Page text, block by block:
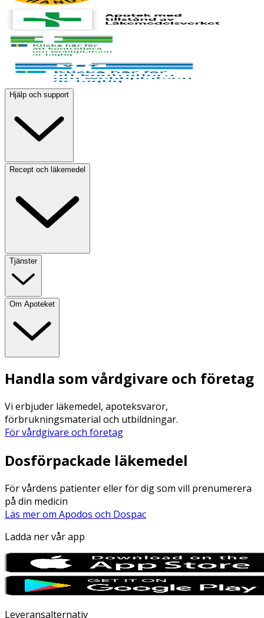
Hjälp och support
Recept och läkemedel
Tjänster
Om Apoteket
Handla som vårdgivare och företag
Vi erbjuder läkemedel, apoteksvaror,
förbrukningsmaterial och utbildningar.
För vårdgivare och företag
Dosförpackade läkemedel
För vårdens patienter eller för dig som vill prenumerera
på din medicin
Läs mer om Apodos och Dospac
Ladda ner vår app
Leveransalternativ